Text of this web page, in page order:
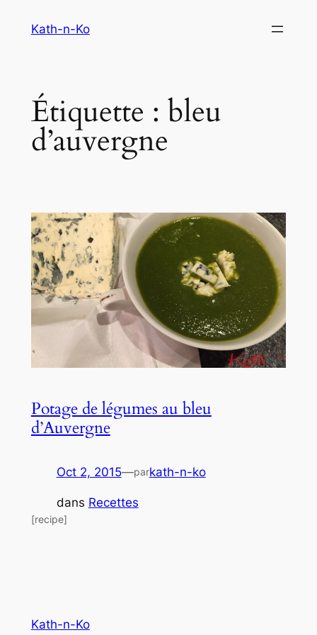
Kath-n-Ko
Étiquette : bleu
d’auvergne
Potage de légumes au bleu
d’Auvergne
Oct 2, 2015—parkath-n-ko
dans Recettes
[recipe]
Kath-n-Ko